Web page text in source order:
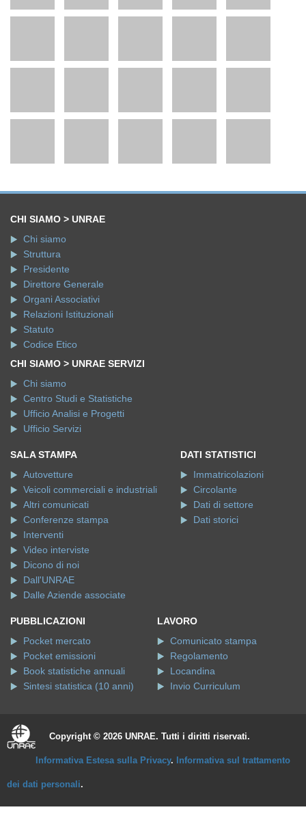
CHI SIAMO > UNRAE
Chi siamo
Struttura
Presidente
Direttore Generale
Organi Associativi
Relazioni Istituzionali
Statuto
Codice Etico
CHI SIAMO > UNRAE SERVIZI
Chi siamo
Centro Studi e Statistiche
Ufficio Analisi e Progetti
Ufficio Servizi
SALA STAMPA
Autovetture
Veicoli commerciali e industriali
Altri comunicati
Conferenze stampa
Interventi
Video interviste
Dicono di noi
Dall'UNRAE
Dalle Aziende associate
DATI STATISTICI
Immatricolazioni
Circolante
Dati di settore
Dati storici
PUBBLICAZIONI
Pocket mercato
Pocket emissioni
Book statistiche annuali
Sintesi statistica (10 anni)
LAVORO
Comunicato stampa
Regolamento
Locandina
Invio Curriculum
Copyright © 2026 UNRAE. Tutti i diritti riservati.
Informativa Estesa sulla Privacy. Informativa sul trattamento
dei dati personali.